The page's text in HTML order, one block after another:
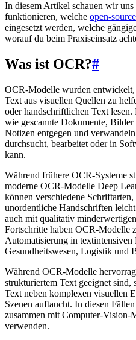
In diesem Artikel schauen wir
funktionieren, welche open-source
eingesetzt werden, welche
worauf du beim Praxiseinsatz
Was ist OCR?#
OCR-Modelle wurden
Text aus visuellen Quellen zu
oder handschriftlichen Text
wie gescannte Dokumente,
Notizen entgegen und
durchsucht, bearbeitet oder in
kann.
Während frühere OCR-Systeme
moderne OCR-Modelle Deep
können verschiedene
unordentliche Handschriften
auch mit qualitativ
Fortschritte haben OCR-Modelle
Automatisierung in textintensiven
Gesundheitswesen, Logistik und
Während OCR-Modelle
strukturiertem Text geeignet sind,
Text neben komplexen visuellen
Szenen auftaucht. In diesen
zusammen mit Computer-Vision-
verwenden.